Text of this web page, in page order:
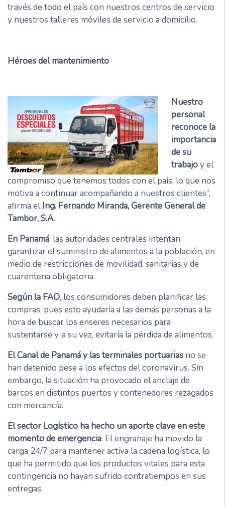
través de todo el país con nuestros centros de servicio
y nuestros talleres móviles de servicio a domicilio.
Héroes del mantenimiento
Nuestro
personal
reconoce la
importancia
de su
trabajoy el
compromiso que tenemos todos con el país, lo que nos
motiva a continuar acompañando a nuestros clientes”,
afirma elIng. Fernando Miranda, Gerente General de
Tambor, S.A.
En Panamá, las autoridades centrales intentan
garantizar el suministro de alimentos a la población, en
medio de restricciones de movilidad, sanitarias y de
cuarentena obligatoria.
Según la FAO, los consumidores deben planificar las
compras, pues esto ayudaría a las demás personas a la
hora de buscar los enseres necesarios para
sustentarse y, a su vez, evitaría la pérdida de alimentos.
El Canal de Panamá y las terminales portuarias no se
han detenido pese a los efectos del coronavirus. Sin
embargo, la situación ha provocado el anclaje de
barcos en distintos puertos y contenedores rezagados
con mercancía.
El sector Logístico ha hecho un aporte clave en este
momento de emergencia. El engranaje ha movido la
carga 24/7 para mantener activa la cadena logística, lo
que ha permitido que los productos vitales para esta
contingencia no hayan sufrido contratiempos en sus
entregas.